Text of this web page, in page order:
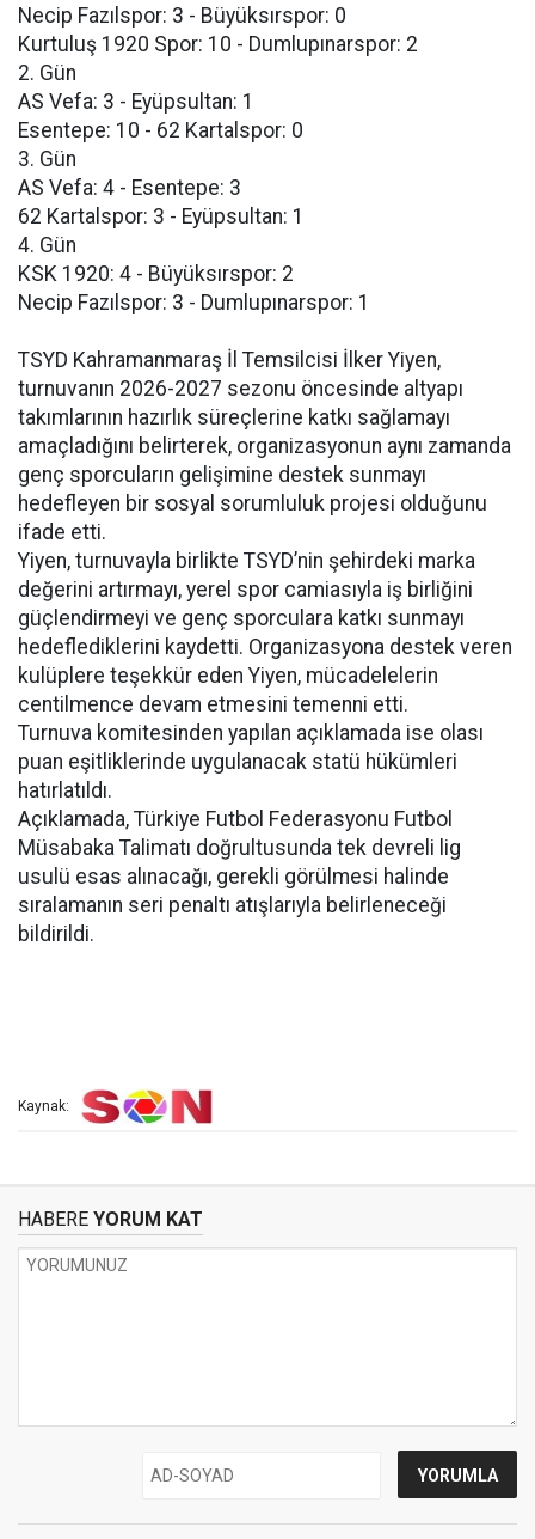
Necip Fazılspor: 3 - Büyüksırspor: 0
Kurtuluş 1920 Spor: 10 - Dumlupınarspor: 2
2. Gün
AS Vefa: 3 - Eyüpsultan: 1
Esentepe: 10 - 62 Kartalspor: 0
3. Gün
AS Vefa: 4 - Esentepe: 3
62 Kartalspor: 3 - Eyüpsultan: 1
4. Gün
KSK 1920: 4 - Büyüksırspor: 2
Necip Fazılspor: 3 - Dumlupınarspor: 1
TSYD Kahramanmaraş İl Temsilcisi İlker Yiyen,
turnuvanın 2026-2027 sezonu öncesinde altyapı
takımlarının hazırlık süreçlerine katkı sağlamayı
amaçladığını belirterek, organizasyonun aynı zamanda
genç sporcuların gelişimine destek sunmayı
hedefleyen bir sosyal sorumluluk projesi olduğunu
ifade etti.
Yiyen, turnuvayla birlikte TSYD’nin şehirdeki marka
değerini artırmayı, yerel spor camiasıyla iş birliğini
güçlendirmeyi ve genç sporculara katkı sunmayı
hedeflediklerini kaydetti. Organizasyona destek veren
kulüplere teşekkür eden Yiyen, mücadelelerin
centilmence devam etmesini temenni etti.
Turnuva komitesinden yapılan açıklamada ise olası
puan eşitliklerinde uygulanacak statü hükümleri
hatırlatıldı.
Açıklamada, Türkiye Futbol Federasyonu Futbol
Müsabaka Talimatı doğrultusunda tek devreli lig
usulü esas alınacağı, gerekli görülmesi halinde
sıralamanın seri penaltı atışlarıyla belirleneceği
bildirildi.
Kaynak:
HABERE YORUM KAT